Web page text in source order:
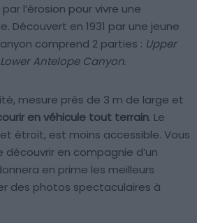
l’érosion pour vivre une
Découvert en 1931 par une jeune
comprend 2 parties : Upper
Lower Antelope Canyon.
mesure près de 3 m de large et
en véhicule tout terrain. Le
étroit, est moins accessible. Vous
découvrir en compagnie d’un
en prime les meilleurs
des photos spectaculaires à